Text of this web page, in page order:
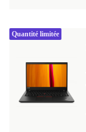
Quantité limitée